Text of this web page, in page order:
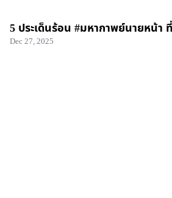
5 ประเด็นร้อน #มหากาพย์นายหน้า
Dec 27, 2025